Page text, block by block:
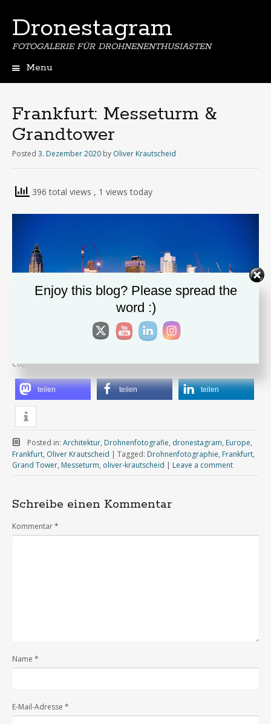
Dronestagram
FOTOGALERIE FÜR DROHNENENTHUSIASTEN
Menu
Frankfurt: Messeturm &
Grandtower
Posted 3. Dezember 2020 by Oliver Krautscheid
396 total views , 1 views today
Copyright Oliver Krautscheid
teilen teilen teilen
Posted in: Architektur, Drohnenfotografie, dronestagram, Europe,
Frankfurt, Oliver Krautscheid | Tagged: Drohnenfotographie, Frankfurt,
Grand Tower, Messeturm, oliver-krautscheid | Leave a comment
Schreibe einen Kommentar
Kommentar*
Name *
E-Mail-Adresse *
Enjoy this blog? Please spread the
word :)